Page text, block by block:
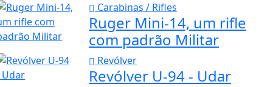
Carabinas / Rifles
Ruger Mini-14, um rifle
com padrão Militar
Revólver
Revólver U-94 - Udar